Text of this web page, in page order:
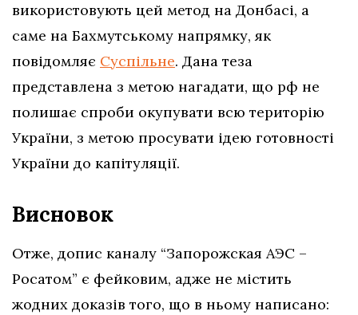
використовують цей метод на Донбасі, а
саме на Бахмутському напрямку, як
повідомляє Суспільне. Дана теза
представлена з метою нагадати, що рф не
полишає спроби окупувати всю територію
України, з метою просувати ідею готовності
України до капітуляції.
Висновок
Отже, допис каналу “Запорожская АЭС –
Росатом” є фейковим, адже не містить
жодних доказів того, що в ньому написано: